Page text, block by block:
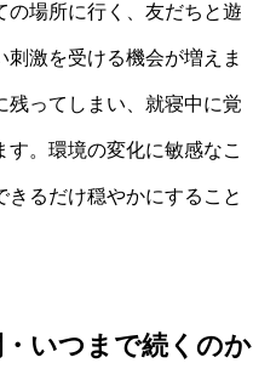
の場所に行く、友だちと遊
激を受ける機会が増えま
残ってしまい、就寝中に覚
。環境の変化に敏感なこ
るだけ穏やかにすること
いつまで続くのか